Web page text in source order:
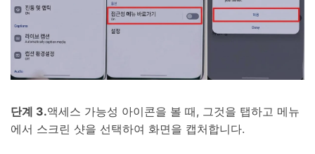
단계 3.액세스 가능성 아이콘을 볼 때, 그것을 탭하고 메뉴
에서 스크린 샷을 선택하여 화면을 캡처합니다.